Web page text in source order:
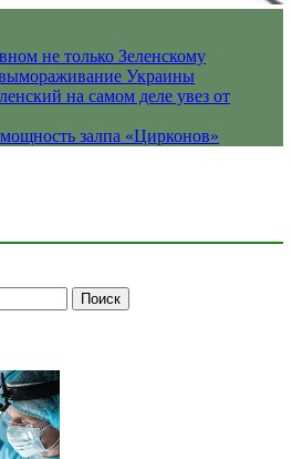
не только Зеленскому
Украины
на самом деле увез от
залпа «Цирконов»